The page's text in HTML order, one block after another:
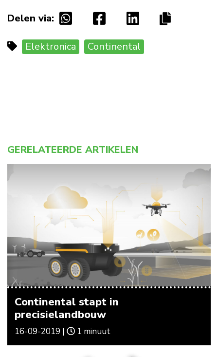
Delen via:
Elektronica Continental
GERELATEERDE ARTIKELEN
Continental stapt in
precisielandbouw
16-09-2019 | 1 minuut